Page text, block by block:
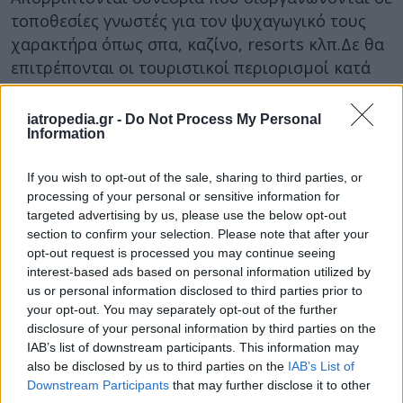
iatropedia.gr - Do Not Process My Personal
Information
If you wish to opt-out of the sale, sharing to third parties, or
processing of your personal or sensitive information for
targeted advertising by us, please use the below opt-out
section to confirm your selection. Please note that after your
opt-out request is processed you may continue seeing
interest-based ads based on personal information utilized by
us or personal information disclosed to third parties prior to
your opt-out. You may separately opt-out of the further
disclosure of your personal information by third parties on the
IAB’s list of downstream participants. This information may
also be disclosed by us to third parties on the IAB’s List of
Downstream Participants that may further disclose it to other
τοποθεσίες γνωστές για τον ψυχαγωγικό τους
χαρακτήρα όπως σπα, καζίνο, resorts κλπ.Δε θα
επιτρέπονται οι τουριστικοί περιορισμοί κατά
τη διάρκεια της τουριστικής
περιόδου.»Κόβονται» τα συνοδά μέλη. Δηλαδή
δεν επιτρέπεται η συμμετοχή συνοδών μελών
Για τις εταιρείες που θα παραβιάζουν τον
κώδικα δεοντολογίας προβλέπονται αυστηρές
ποινές χρηματικού χαρακτήρα.
Δήμητρα Ευθυμιάδου
Διαβάστε επίσης
Πόσο πάει το φακελάκι εν μέσω κρίσης; Όλες οι
…νέες τιμές